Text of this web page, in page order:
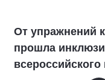
От упражнений
прошла